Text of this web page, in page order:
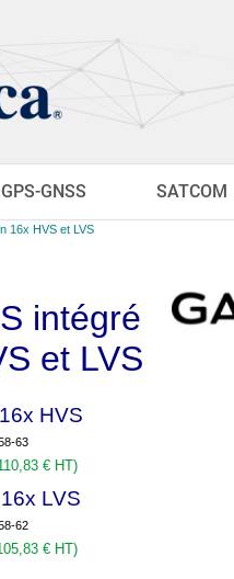
GPS-GNSS SATCOM
16x HVS et LVS
intégré
et LVS
HVS
63
€ HT)
LVS
62
€ HT)